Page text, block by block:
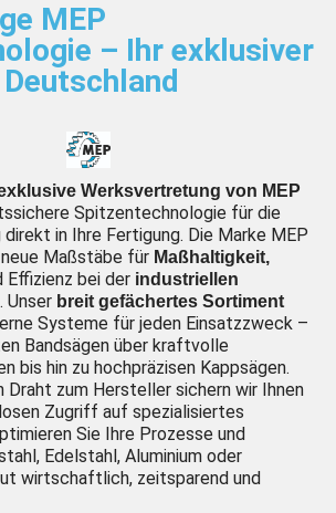
MEP
– Ihr exklusiver
Werksvertretung von MEP
Spitzentechnologie für die
in Ihre Fertigung. Die Marke MEP
Maßstäbe für Maßhaltigkeit,
Effizienz bei der industriellen
. Unser breit gefächertes Sortiment
Systeme für jeden Einsatzzweck –
Bandsägen über kraftvolle
bis hin zu hochpräzisen Kappsägen.
Draht zum Hersteller sichern wir Ihnen
Zugriff auf spezialisiertes
Sie Ihre Prozesse und
Edelstahl, Aluminium oder
wirtschaftlich, zeitsparend und